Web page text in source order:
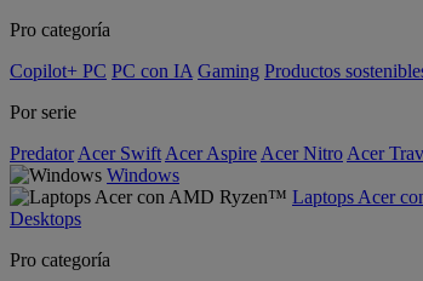
Pro categoría
Copilot+ PC PC con IA Gaming Productos
Por serie
Predator Acer Swift Acer Aspire Acer Nitro Acer
Windows
Laptops Acer
Desktops
Pro categoría